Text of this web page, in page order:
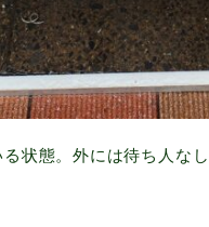
状態。外には待ち人なし